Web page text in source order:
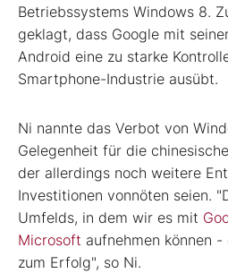
Betriebssystems Windows 8.
geklagt, dass Google mit
Android eine zu starke
Smartphone-Industrie ausübt.
Ni nannte das Verbot von
Gelegenheit für die
der allerdings noch weitere
Investitionen vonnöten seien.
Umfelds, in dem wir es mit
Microsoft aufnehmen können
zum Erfolg", so Ni.